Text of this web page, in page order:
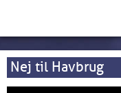
Nej til Havbrug